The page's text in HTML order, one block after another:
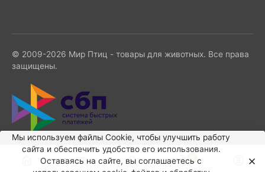
© 2009-2026 Мир Птиц - товары для животных. Все права
защищены.
Мы используем файлы Сookie, чтобы улучшить работу
сайта и обеспечить удобство его использования.
Оставаясь на сайте, вы соглашаетесь с
0